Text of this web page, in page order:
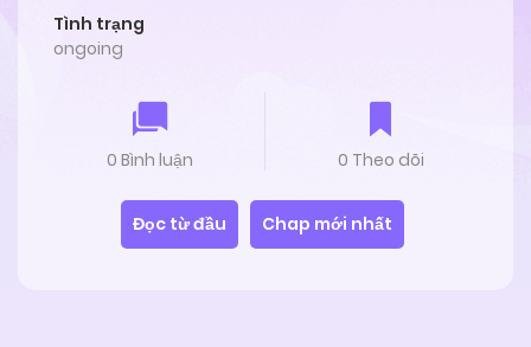
Tình trạng
ongoing
0 Bình luận 0 Theo dõi
Đọc từ đầu Chap mới nhất